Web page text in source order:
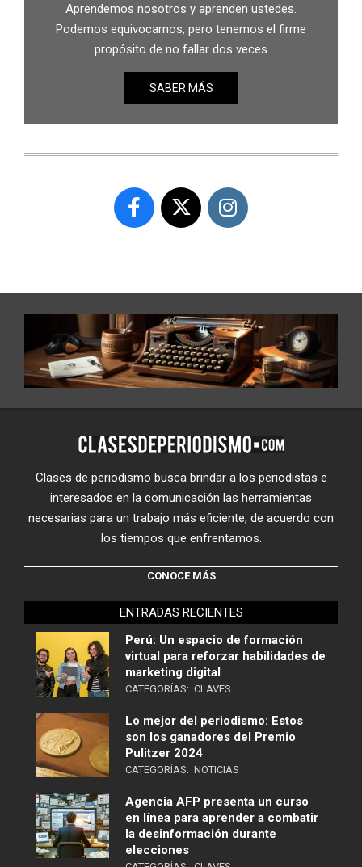
Aprendemos nosotros y aprenden ustedes.
Podemos equivocarnos, pero tenemos el firme
propósito de no fallar dos veces
SABER MÁS
Clases de periodismo busca brindar a los periodistas e
interesados en la comunicación las herramientas
necesarias para un trabajo más eficiente, de acuerdo con
los tiempos que enfrentamos.
CONOCE MÁS
ENTRADAS RECIENTES
Perú: Un espacio de formación
virtual para reforzar habilidades de
marketing digital
CATEGORÍAS: CLAVES
Lo mejor del periodismo: Estos
son los ganadores del Premio
Pulitzer 2024
CATEGORÍAS: NOTICIAS
Agencia AFP presenta un curso
en línea para aprender a combatir
la desinformación durante
elecciones